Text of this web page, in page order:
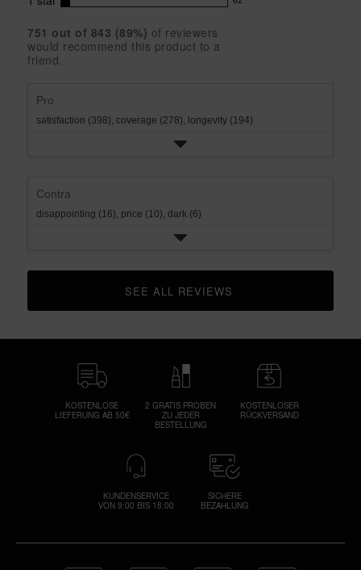
rating.
rating.
star
rating.
reviews
2
star
rating.
62
with
1
751 out of 843 (89%) of reviewers
would recommend this product to a
friend.
Pro
satisfaction (398), coverage (278), longevity (194)
Contra
disappointing (16), price (10), dark (6)
CLICK TO GO TO ALL REVIEWS
KOSTENLOSE
LIEFERUNG AB 50€
2 GRATIS PROBEN
ZU JEDER
BESTELLUNG
KOSTENLOSER
RÜCKVERSAND
KUNDENSERVICE
VON 9:00 BIS 18:00
SICHERE
BEZAHLUNG